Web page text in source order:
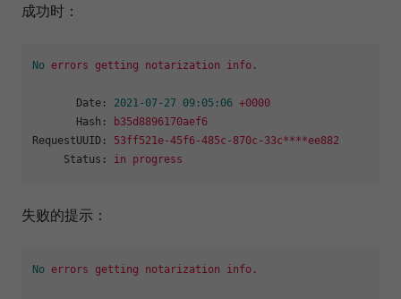
成功时：
No errors getting notarization info.
Date: 2021-07-27 09:05:06 +0000
Hash:
b35d8896170aef6
RequestUUID:
53ff521e-45f6-485c-870c-33c****ee882
Status:
in progress
失败的提示：
No errors getting notarization info.